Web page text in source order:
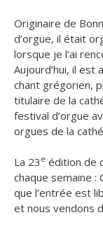
Originaire de
d’orgue, il était
lorsque je l’ai
Aujourd’hui, il est
chant grégorien​,
titulaire de la
festival d’orgue
orgues de la
La 23 e édition de
chaque semaine :
que l’entrée est
et nous vendons